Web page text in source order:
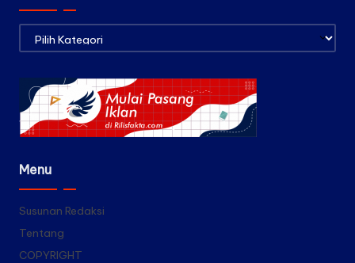
Menu
Susunan Redaksi
Tentang
COPYRIGHT